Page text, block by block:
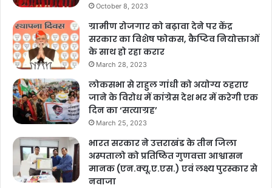
October 8, 2023
ग्रामीण रोजगार को बढ़ावा देने पर केंद्र
सरकार का विशेष फोकस, कैप्टिव नियोक्ताओं
के साथ हो रहा करार
March 28, 2023
लोकसभा से राहुल गांधी को अयोग्य ठहराए
जाने के विरोध में कांग्रेस देश भर में करेगी एक
दिन का ‘सत्याग्रह’
March 25, 2023
भारत सरकार ने उत्तराखंड के तीन जिला
अस्पतालो को प्रतिष्ठित गुणवत्ता आश्वासन
मानक (एन.क्यू.ए.एस.) एवं लक्ष्य पुरस्कार से
नवाजा